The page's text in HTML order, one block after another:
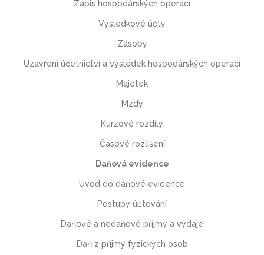
Zápis hospodářských operací
Výsledkové účty
Zásoby
Uzavření účetnictví a výsledek hospodářských operací
Majetek
Mzdy
Kurzové rozdíly
Časové rozlišení
Daňová evidence
Úvod do daňové evidence
Postupy účtování
Daňové a nedaňové příjmy a výdaje
Daň z příjmy fyzických osob